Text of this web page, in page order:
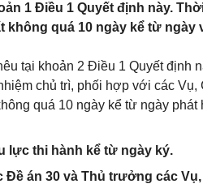
1 Điều 1 Quyết định này.
không quá 10 ngày kể từ ngày
tại khoản 2 Điều 1 Quyết định
chủ trì, phối hợp với các
quá 10 ngày kể từ ngày
lực thi hành kể từ ngày ký.
án 30 và Thủ trưởng các